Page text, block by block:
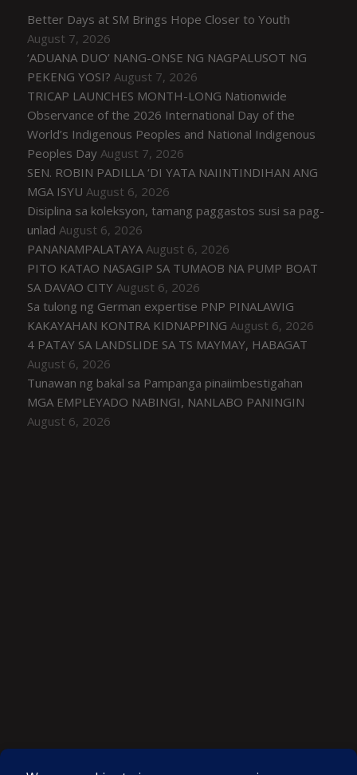
Better Days at SM Brings Hope Closer to Youth
August 7, 2026
‘ADUANA DUO’ NANG-ONSE NG NAGPALUSOT NG
PEKENG YOSI? August 7, 2026
TRICAP LAUNCHES MONTH-LONG Nationwide
Observance of the 2026 International Day of the
World’s Indigenous Peoples and National Indigenous
Peoples Day August 7, 2026
SEN. ROBIN PADILLA ‘DI YATA NAIINTINDIHAN ANG
MGA ISYU August 6, 2026
Disiplina sa koleksyon, tamang paggastos susi sa pag-
unlad August 6, 2026
PANANAMPALATAYA August 6, 2026
PITO KATAO NASAGIP SA TUMAOB NA PUMP BOAT
SA DAVAO CITY August 6, 2026
Sa tulong ng German expertise PNP PINALAWIG
KAKAYAHAN KONTRA KIDNAPPING August 6, 2026
4 PATAY SA LANDSLIDE SA TS MAYMAY, HABAGAT
August 6, 2026
Tunawan ng bakal sa Pampanga pinaiimbestigahan
MGA EMPLEYADO NABINGI, NANLABO PANINGIN
August 6, 2026